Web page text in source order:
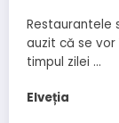
Restaurantele
auzit că se
timpul zilei …
Elveția